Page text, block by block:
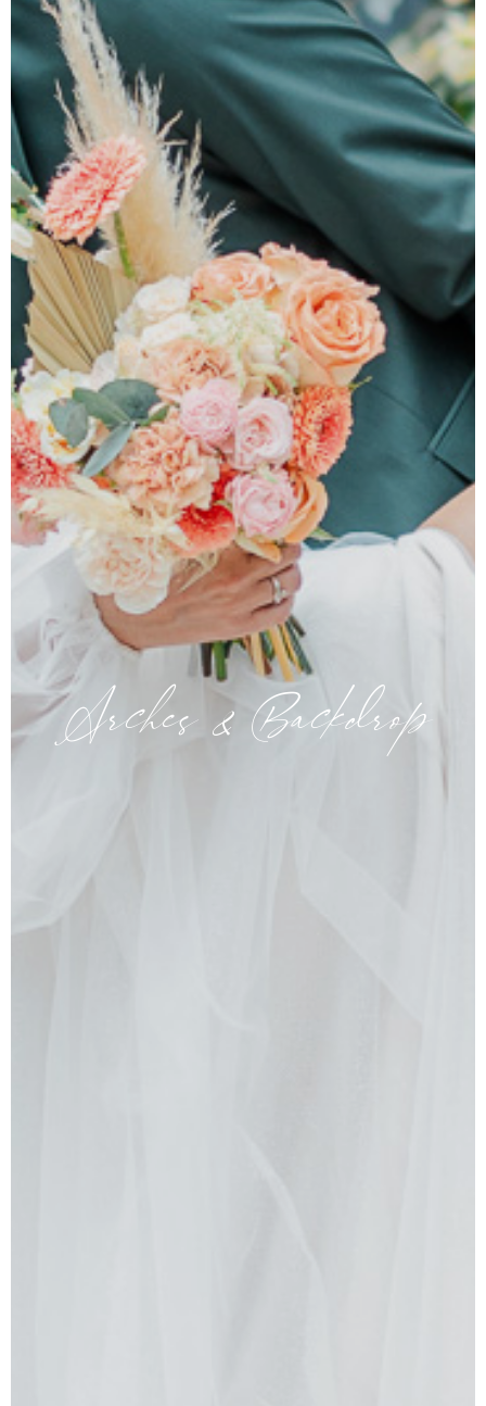
Arches & Backdrop